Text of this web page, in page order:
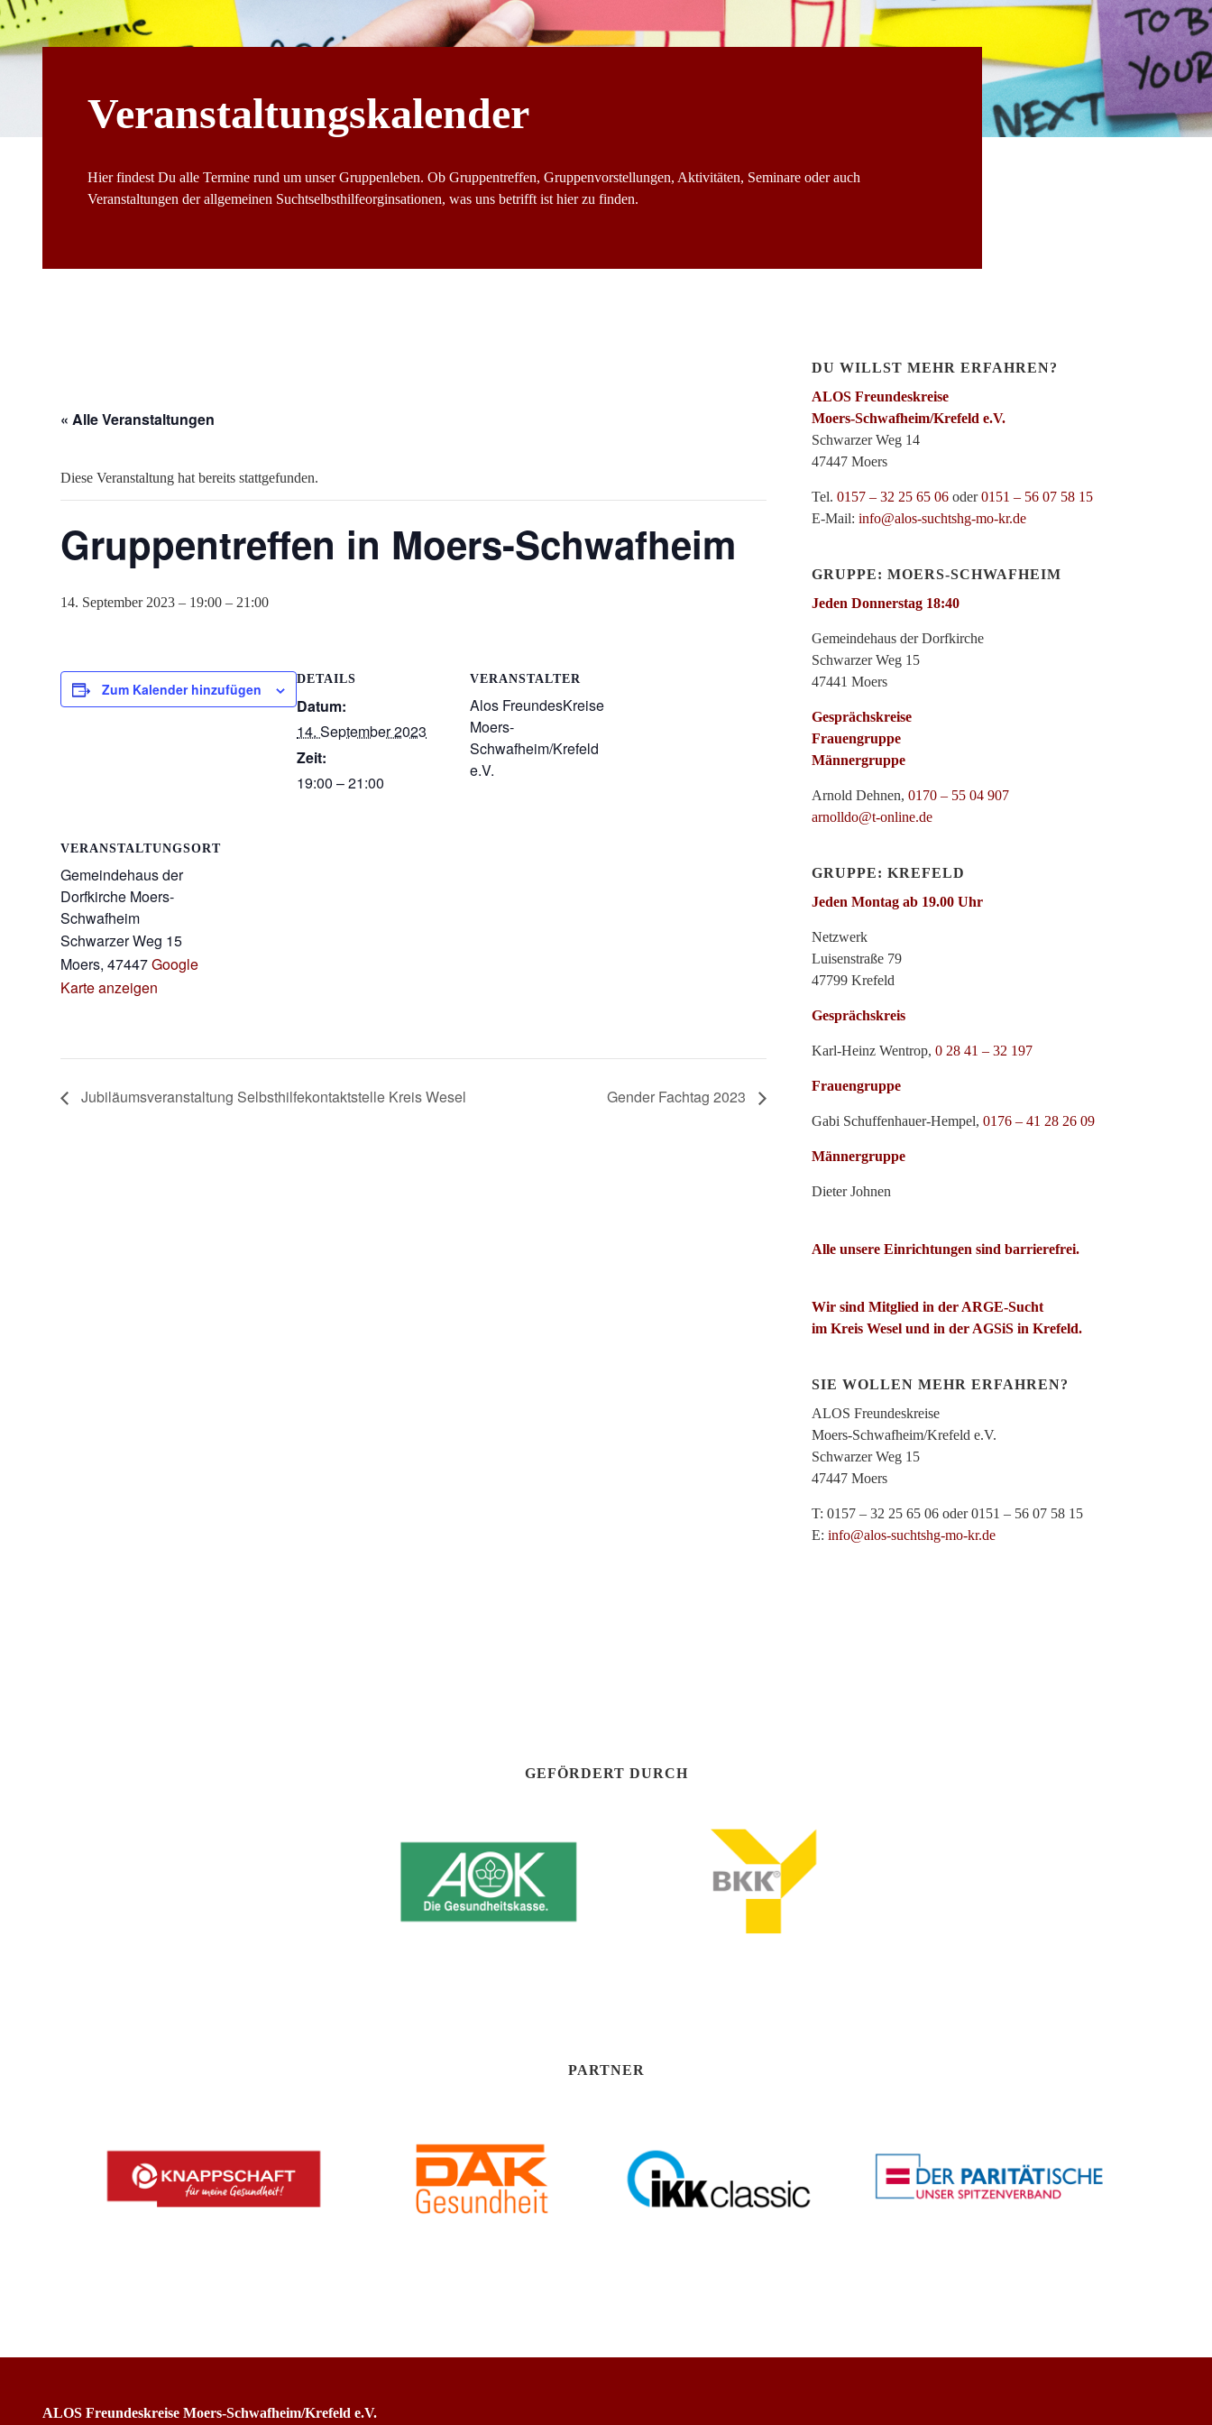
Veranstaltungskalender
Hier findest Du alle Termine rund um unser Gruppenleben. Ob Gruppentreffen, Gruppenvorstellungen, Aktivitäten, Seminare oder auch
Veranstaltungen der allgemeinen Suchtselbsthilfeorginsationen, was uns betrifft ist hier zu finden.
« Alle Veranstaltungen
Diese Veranstaltung hat bereits stattgefunden.
Gruppentreffen in Moers-Schwafheim
14. September 2023 – 19:00 – 21:00
Zum Kalender hinzufügen
DETAILS
Datum:
14. September 2023
Zeit:
19:00 – 21:00
VERANSTALTER
Alos FreundesKreise
Moers-
Schwafheim/Krefeld
e.V.
VERANSTALTUNGSORT
Gemeindehaus der
Dorfkirche Moers-
Schwafheim
Schwarzer Weg 15
Moers, 47447Google
Karte anzeigen
Jubiläumsveranstaltung Selbsthilfekontaktstelle Kreis Wesel Gender Fachtag 2023
DU WILLST MEHR ERFAHREN?
ALOS Freundeskreise
Moers-Schwafheim/Krefeld e.V.
Schwarzer Weg 14
47447 Moers
Tel.0157 – 32 25 65 06 oder0151 – 56 07 58 15
E-Mail:info@alos-suchtshg-mo-kr.de
GRUPPE: MOERS-SCHWAFHEIM
Jeden Donnerstag 18:40
Gemeindehaus der Dorfkirche
Schwarzer Weg 15
47441 Moers
Gesprächskreise
Frauengruppe
Männergruppe
Arnold Dehnen,0170 – 55 04 907
arnolldo@t-online.de
GRUPPE: KREFELD
Jeden Montag ab 19.00 Uhr
Netzwerk
Luisenstraße 79
47799 Krefeld
Gesprächskreis
Karl-Heinz Wentrop,0 28 41 – 32 197
Frauengruppe
Gabi Schuffenhauer-Hempel,0176 – 41 28 26 09
Männergruppe
Dieter Johnen
Alle unsere Einrichtungen sind barrierefrei.
Wir sind Mitglied in der ARGE-Sucht
im Kreis Wesel und in der AGSiS in Krefeld.
SIE WOLLEN MEHR ERFAHREN?
ALOS Freundeskreise
Moers-Schwafheim/Krefeld e.V.
Schwarzer Weg 15
47447 Moers
T: 0157 – 32 25 65 06 oder 0151 – 56 07 58 15
E:info@alos-suchtshg-mo-kr.de
GEFÖRDERT DURCH
PARTNER
ALOS Freundeskreise Moers-Schwafheim/Krefeld e.V.